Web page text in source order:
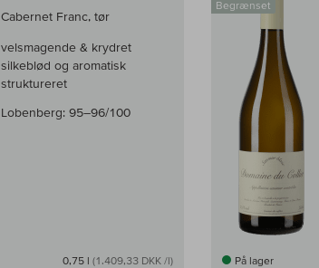
Cabernet Franc, tør
velsmagende & krydret
silkeblød og aromatisk
struktureret
Lobenberg: 95–96/100
0,75 l (1.409,33 DKK /l)
Begrænset
På lager